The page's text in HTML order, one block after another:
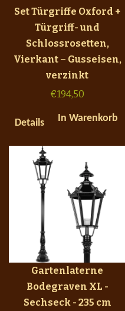
Set Türgriffe Oxford +
Türgriff- und
Schlossrosetten,
Vierkant – Gusseisen,
verzinkt
€194,50
Details In Warenkorb
Gartenlaterne
Bodegraven XL -
Sechseck - 235 cm